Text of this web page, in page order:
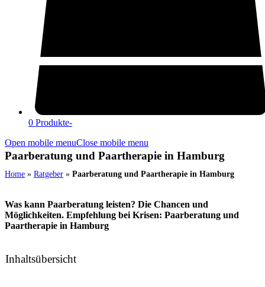
0 Produkte-
Open mobile menuClose mobile menu
Paarberatung und Paartherapie in Hamburg
Home » Ratgeber » Paarberatung und Paartherapie in Hamburg
Was kann Paarberatung leisten? Die Chancen und
Möglichkeiten. Empfehlung bei Krisen: Paarberatung und
Paartherapie in Hamburg
Inhaltsübersicht